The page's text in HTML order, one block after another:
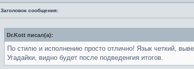
Заголовок сообщения:
Dr.Kott писал(а):
По стилю и исполнению просто отлично! Язык четкий,
Угадайки, видно будет после подведенгия итогов.